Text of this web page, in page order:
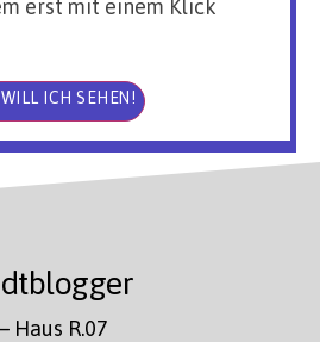
erst mit einem Klick
WILL ICH SEHEN!
Haus R.07